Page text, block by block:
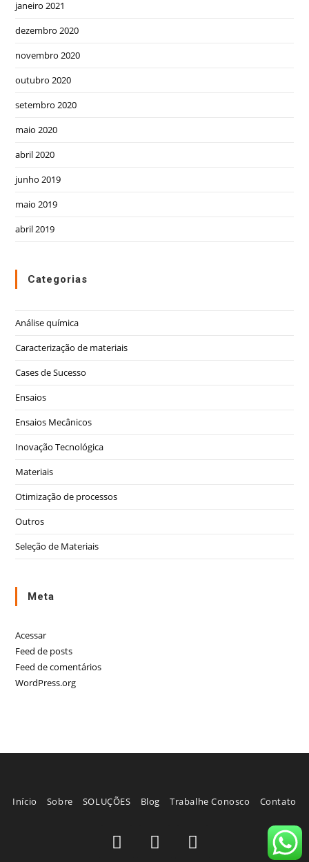
janeiro 2021
dezembro 2020
novembro 2020
outubro 2020
setembro 2020
maio 2020
abril 2020
junho 2019
maio 2019
abril 2019
Categorias
Análise química
Caracterização de materiais
Cases de Sucesso
Ensaios
Ensaios Mecânicos
Inovação Tecnológica
Materiais
Otimização de processos
Outros
Seleção de Materiais
Meta
Acessar
Feed de posts
Feed de comentários
WordPress.org
Início Sobre SOLUÇÕES Blog Trabalhe Conosco Contato